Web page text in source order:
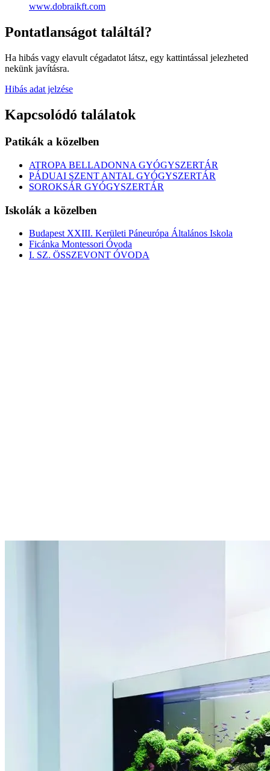
www.dobraikft.com
Pontatlanságot találtál?
Ha hibás vagy elavult cégadatot látsz, egy kattintással jelezheted
nekünk javításra.
Hibás adat jelzése
Kapcsolódó találatok
Patikák a közelben
ATROPA BELLADONNA GYÓGYSZERTÁR
PÁDUAI SZENT ANTAL GYÓGYSZERTÁR
SOROKSÁR GYÓGYSZERTÁR
Iskolák a közelben
Budapest XXIII. Kerületi Páneurópa Általános Iskola
Ficánka Montessori Óvoda
I. SZ. ÖSSZEVONT ÓVODA